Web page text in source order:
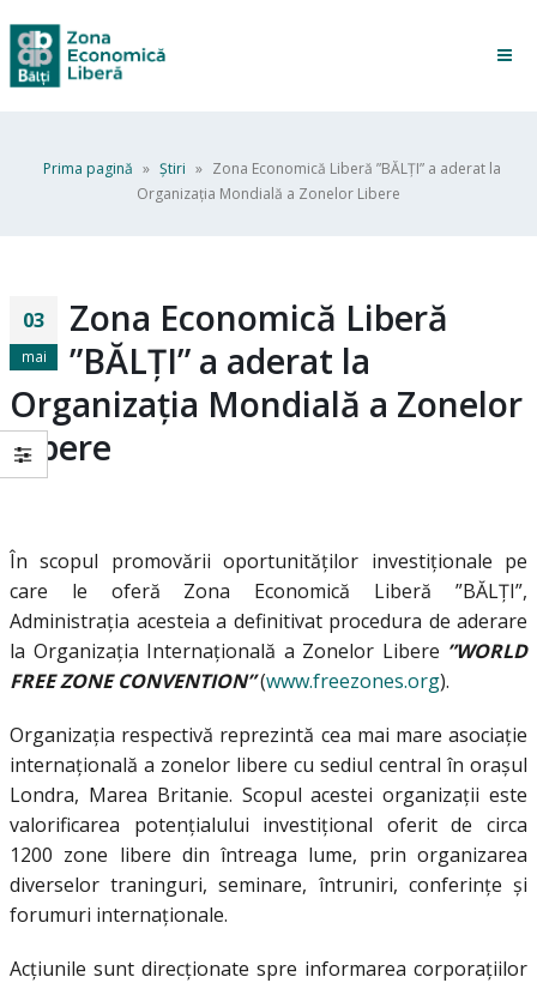
Prima pagină » Ştiri » Zona Economică Liberă ”BĂLȚI” a aderat la
Organizația Mondială a Zonelor Libere
03
mai
Zona Economică Liberă
”BĂLȚI” a aderat la
Organizația Mondială a Zonelor
Libere
În scopul promovării oportunităților investiționale pe
care le oferă Zona Economică Liberă ”BĂLȚI”,
Administrația acesteia a definitivat procedura de aderare
la Organizația Internațională a Zonelor Libere ”WORLD
FREE ZONE CONVENTION”(www.freezones.org).
Organizația respectivă reprezintă cea mai mare asociație
internațională a zonelor libere cu sediul central în orașul
Londra, Marea Britanie. Scopul acestei organizații este
valorificarea potențialului investițional oferit de circa
1200 zone libere din întreaga lume, prin organizarea
diverselor traninguri, seminare, întruniri, conferințe și
forumuri internaționale.
Acțiunile sunt direcționate spre informarea corporațiilor